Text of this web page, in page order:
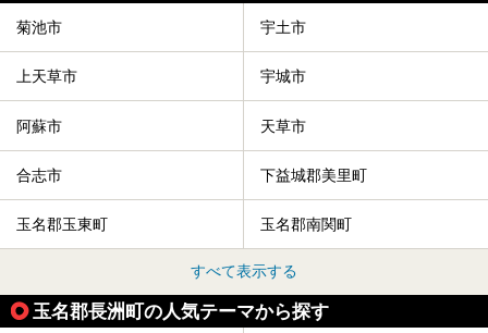
菊池市 宇土市
上天草市 宇城市
阿蘇市 天草市
合志市 下益城郡美里町
玉名郡玉東町 玉名郡南関町
すべて表示する
玉名郡長洲町の人気テーマから探す